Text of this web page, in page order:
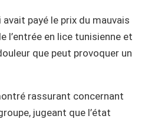
payé le prix du mauvais
l’entrée en lice tunisienne et
que peut provoquer un
rassurant concernant
jugeant que l’état